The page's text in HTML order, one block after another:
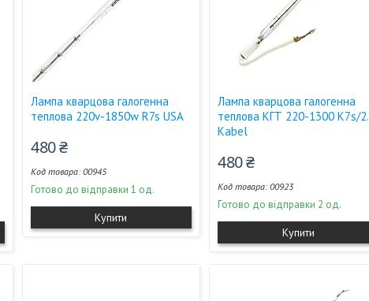
Лампа кварцова галогенна
теплова 220v-1850w R7s USA
480 ₴
00945
Готово до відправки 1 од.
Купити
Лампа кварцова галогенна
теплова КГТ 220-1300 К7s/
Kabel
480 ₴
00923
Готово до відправки 2 од.
Купити